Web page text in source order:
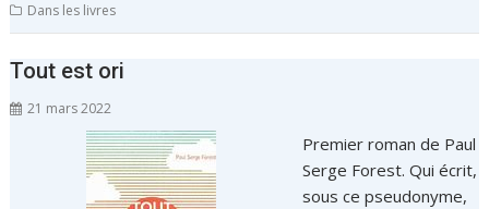
Dans les livres
Tout est ori
21 mars 2022
Premier roman de Paul
Serge Forest. Qui écrit,
sous ce pseudonyme,